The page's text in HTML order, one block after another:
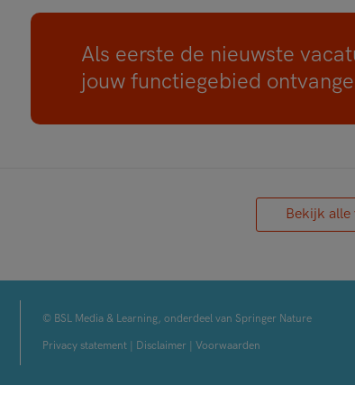
Als eerste de nieuwste
jouw functiegebied
Bekijk alle
© BSL Media & Learning, onderdeel van Springer Nature
Privacy statement
Disclaimer Voorwaarden